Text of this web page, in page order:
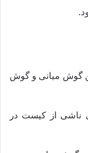
.
گوش میانی و گوش
ناشی از کیست در